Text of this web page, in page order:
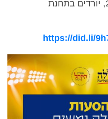
תחבורה ציבורית קו 1, 18, 25, יורדים בתחנת
https://did.li/